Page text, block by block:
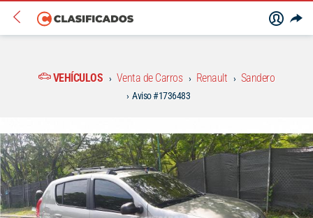
VEHÍCULOS Venta de Carros Renault Sandero
Aviso #1736483